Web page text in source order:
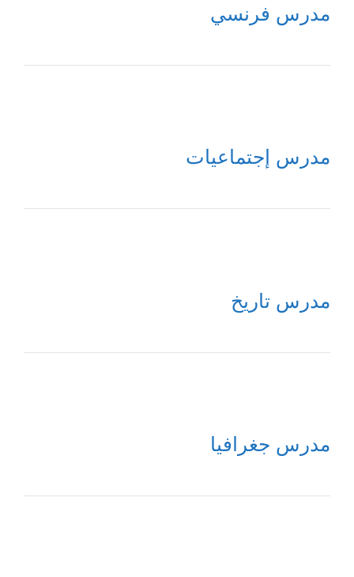
مدرس فرنسي
مدرس إجتماعيات
مدرس تاريخ
مدرس جغرافيا